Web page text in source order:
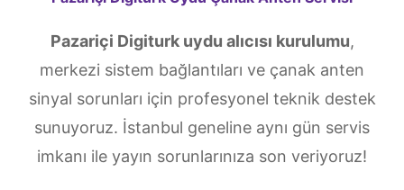
Pazariçi Digiturk uydu alıcısı kurulumu,
merkezi sistem bağlantıları ve çanak anten
sinyal sorunları için profesyonel teknik destek
sunuyoruz. İstanbul geneline aynı gün servis
imkanı ile yayın sorunlarınıza son veriyoruz!